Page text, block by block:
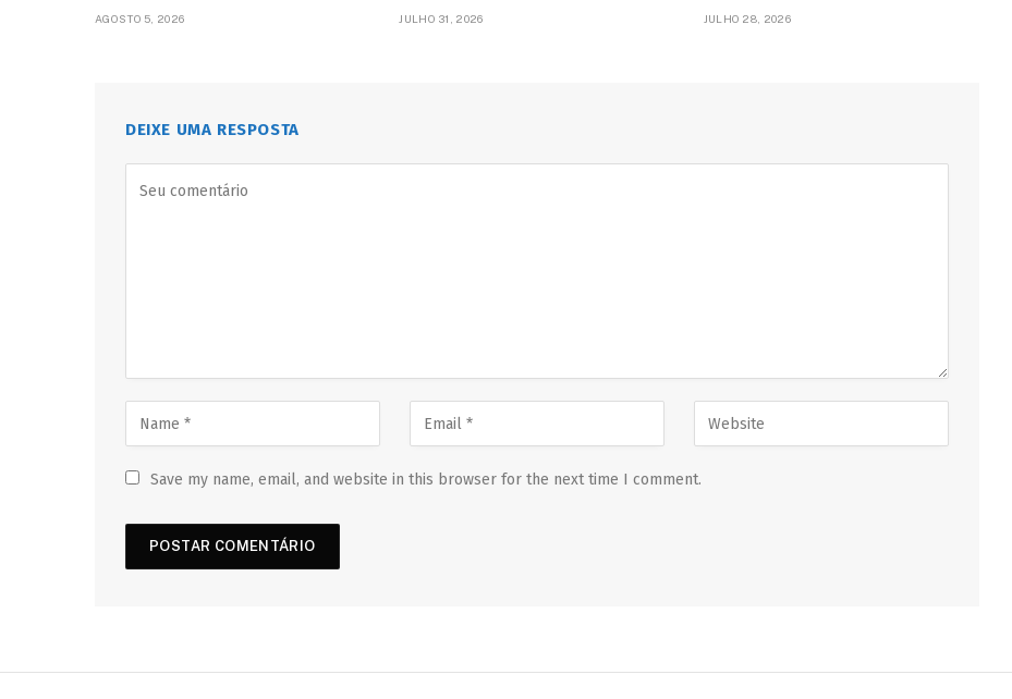
AGOSTO 5, 2026 JULHO 31, 2026 JULHO 28, 2026
DEIXE UMA RESPOSTA
Save my name, email, and website in this browser for the next time I comment.